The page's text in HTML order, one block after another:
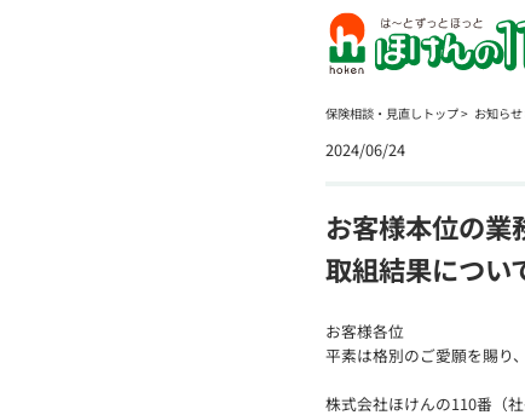
保険相談・見直しトップ お知らせ
2024/06/24
お客様本位の業
取組結果につい
お客様各位
平素は格別のご愛願を賜り
株式会社ほけんの110番（